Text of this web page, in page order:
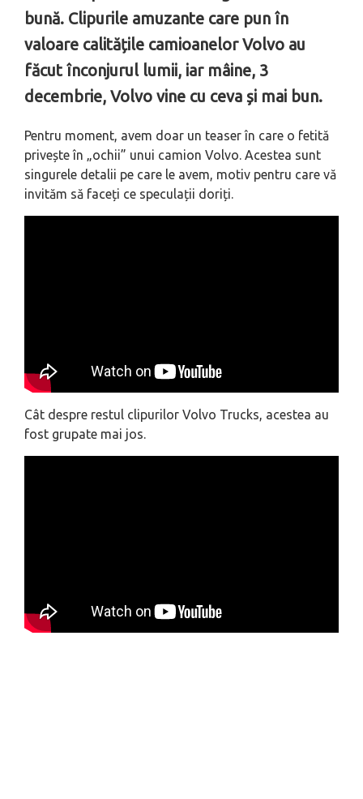
bună. Clipurile amuzante care pun în
valoare calitățile camioanelor Volvo au
făcut înconjurul lumii, iar mâine, 3
decembrie, Volvo vine cu ceva și mai bun.
Pentru moment, avem doar un teaser în care o fetită
privește în „ochii” unui camion Volvo. Acestea sunt
singurele detalii pe care le avem, motiv pentru care vă
invităm să faceți ce speculații doriți.
Cât despre restul clipurilor Volvo Trucks, acestea au
fost grupate mai jos.